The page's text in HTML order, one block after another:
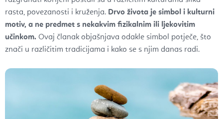
rasta, povezanosti i kruženja. Drvo života je simbol i kulturni
motiv, a ne predmet s nekakvim fizikalnim ili ljekovitim
učinkom. Ovaj članak objašnjava odakle simbol potječe, što
znači u različitim tradicijama i kako se s njim danas radi.